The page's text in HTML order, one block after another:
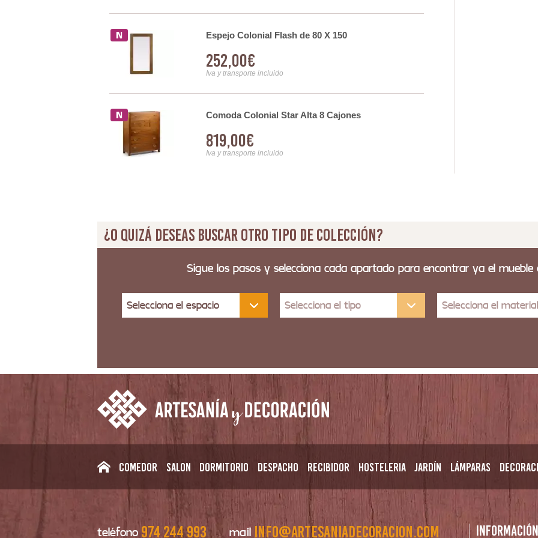
Espejo Colonial Flash de 80 X 150
252,00€
Iva y transporte incluido
Comoda Colonial Star Alta 8 Cajones
819,00€
Iva y transporte incluido
¿O quizá deseas buscar otro tipo de colección?
Sigue los pasos y selecciona cada apartado para encontrar ya el
Selecciona el espacio Selecciona el tipo Selecciona el material
Comedor Salon Dormitorio Despacho Recibidor Hosteleria Jardín Lámparas
teléfono974 244 993 mail info@artesaniadecoracion.com Información